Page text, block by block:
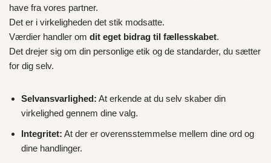
have fra vores partner.
Det er i virkeligheden det stik modsatte.
Værdier handler om dit eget bidrag til fællesskabet.
Det drejer sig om din personlige etik og de standarder, du sætter
for dig selv.
Selvansvarlighed: At erkende at du selv skaber din
virkelighed gennem dine valg.
Integritet: At der er overensstemmelse mellem dine ord og
dine handlinger.